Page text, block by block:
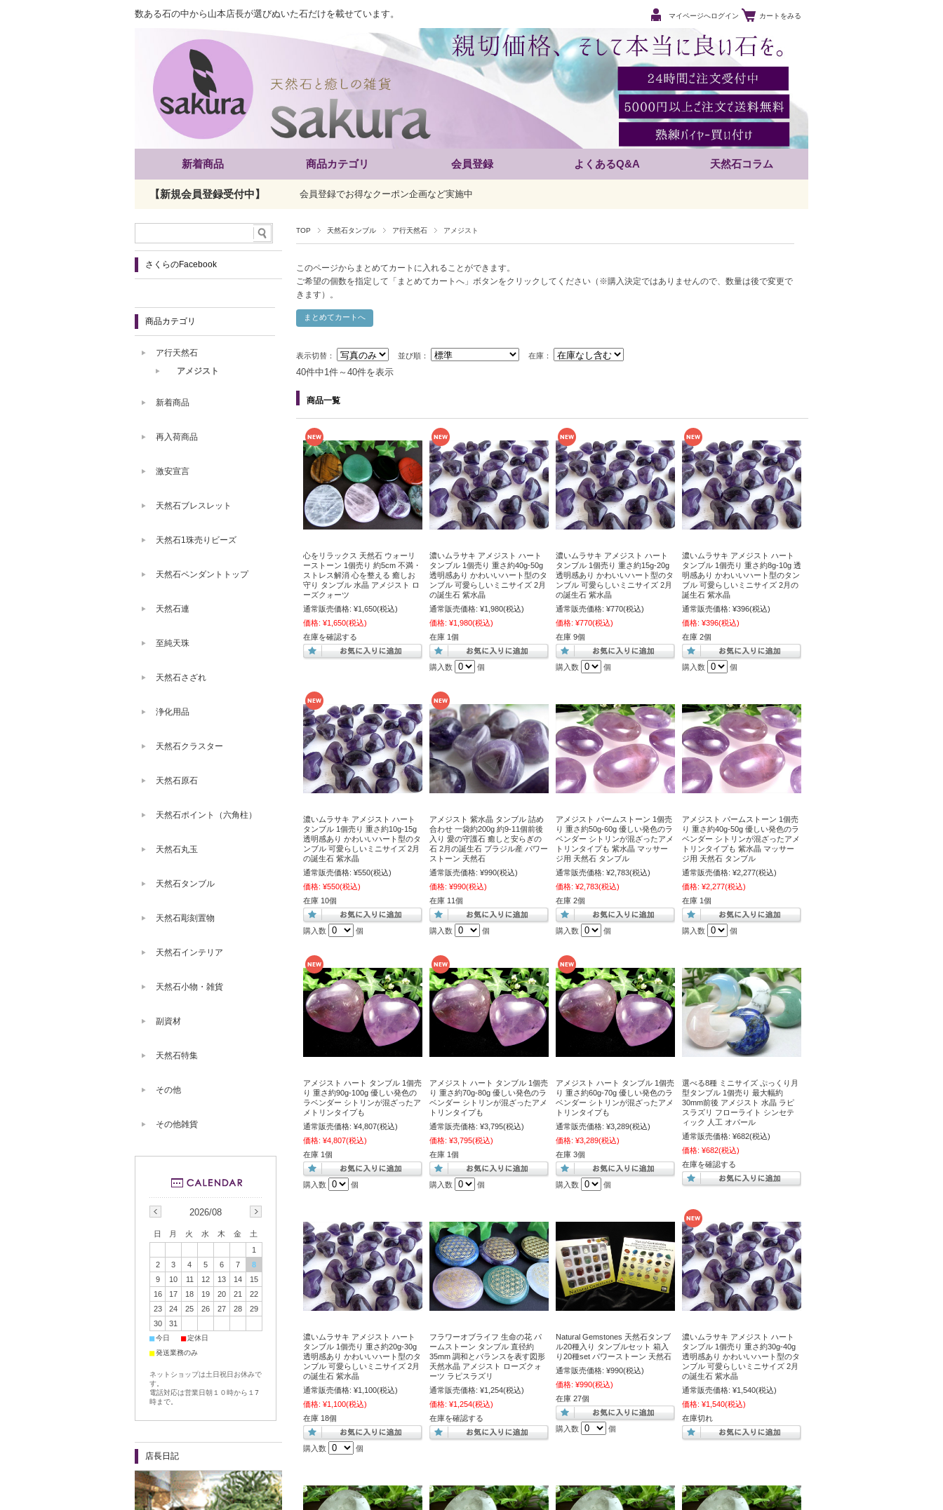
数ある石の中から山本店長が選びぬいた石だけを載せています。 マイページへログイン カートをみる
新着商品 商品カテゴリ 会員登録 よくあるQ&A 天然石コラム
【新規会員登録受付中】 会員登録でお得なクーポン企画など実施中
TOP 天然石タンブル ア行天然石 アメジスト
このページからまとめてカートに入れることができます。
ご希望の個数を指定して「まとめてカートへ」ボタンをクリックしてください（※購入決定ではありませんので、数量は後で変更で
きます）。
表示切替： 並び順： 在庫：
40件中1件～40件を表示
商品一覧
心をリラックス 天然石 ウォーリ
ーストーン 1個売り 約5cm 不満・
ストレス解消 心を整える 癒しお
守り タンブル 水晶 アメジスト ロ
ーズクォーツ
通常販売価格: ¥1,650(税込)
価格: ¥1,650(税込)
在庫を確認する
濃いムラサキ アメジスト ハート
タンブル 1個売り 重さ約40g-50g
透明感あり かわいいハート型のタ
ンブル 可愛らしいミニサイズ 2月
の誕生石 紫水晶
通常販売価格: ¥1,980(税込)
価格: ¥1,980(税込)
在庫 1個
購入数 個
濃いムラサキ アメジスト ハート
タンブル 1個売り 重さ約15g-20g
透明感あり かわいいハート型のタ
ンブル 可愛らしいミニサイズ 2月
の誕生石 紫水晶
通常販売価格: ¥770(税込)
価格: ¥770(税込)
在庫 9個
購入数 個
濃いムラサキ アメジスト ハート
タンブル 1個売り 重さ約8g-10g 透
明感あり かわいいハート型のタン
ブル 可愛らしいミニサイズ 2月の
誕生石 紫水晶
通常販売価格: ¥396(税込)
価格: ¥396(税込)
在庫 2個
購入数 個
濃いムラサキ アメジスト ハート
タンブル 1個売り 重さ約10g-15g
透明感あり かわいいハート型のタ
ンブル 可愛らしいミニサイズ 2月
の誕生石 紫水晶
通常販売価格: ¥550(税込)
価格: ¥550(税込)
在庫 10個
購入数 個
アメジスト 紫水晶 タンブル 詰め
合わせ 一袋約200g 約9-11個前後
入り 愛の守護石 癒しと安らぎの
石 2月の誕生石 ブラジル産 パワー
ストーン 天然石
通常販売価格: ¥990(税込)
価格: ¥990(税込)
在庫 11個
購入数 個
アメジスト パームストーン 1個売
り 重さ約50g-60g 優しい発色のラ
ベンダー シトリンが混ざったアメ
トリンタイプも 紫水晶 マッサー
ジ用 天然石 タンブル
通常販売価格: ¥2,783(税込)
価格: ¥2,783(税込)
在庫 2個
購入数 個
アメジスト パームストーン 1個売
り 重さ約40g-50g 優しい発色のラ
ベンダー シトリンが混ざったアメ
トリンタイプも 紫水晶 マッサー
ジ用 天然石 タンブル
通常販売価格: ¥2,277(税込)
価格: ¥2,277(税込)
在庫 1個
購入数 個
アメジスト ハート タンブル 1個売
り 重さ約90g-100g 優しい発色の
ラベンダー シトリンが混ざったア
メトリンタイプも
通常販売価格: ¥4,807(税込)
価格: ¥4,807(税込)
在庫 1個
購入数 個
アメジスト ハート タンブル 1個売
り 重さ約70g-80g 優しい発色のラ
ベンダー シトリンが混ざったアメ
トリンタイプも
通常販売価格: ¥3,795(税込)
価格: ¥3,795(税込)
在庫 1個
購入数 個
アメジスト ハート タンブル 1個売
り 重さ約60g-70g 優しい発色のラ
ベンダー シトリンが混ざったアメ
トリンタイプも
通常販売価格: ¥3,289(税込)
価格: ¥3,289(税込)
在庫 3個
購入数 個
選べる8種 ミニサイズ ぷっくり月
型タンブル 1個売り 最大幅約
30mm前後 アメジスト 水晶 ラピ
スラズリ フローライト シンセテ
ィック 人工 オパール
通常販売価格: ¥682(税込)
価格: ¥682(税込)
在庫を確認する
濃いムラサキ アメジスト ハート
タンブル 1個売り 重さ約20g-30g
透明感あり かわいいハート型のタ
ンブル 可愛らしいミニサイズ 2月
の誕生石 紫水晶
通常販売価格: ¥1,100(税込)
価格: ¥1,100(税込)
在庫 18個
購入数 個
フラワーオブライフ 生命の花 パ
ームストーン タンブル 直径約
35mm 調和とバランスを表す図形
天然水晶 アメジスト ローズクォ
ーツ ラピスラズリ
通常販売価格: ¥1,254(税込)
価格: ¥1,254(税込)
在庫を確認する
Natural Gemstones 天然石タンブ
ル20種入り タンブルセット 箱入
り20種set パワーストーン 天然石
通常販売価格: ¥990(税込)
価格: ¥990(税込)
在庫 27個
購入数 個
濃いムラサキ アメジスト ハート
タンブル 1個売り 重さ約30g-40g
透明感あり かわいいハート型のタ
ンブル 可愛らしいミニサイズ 2月
の誕生石 紫水晶
通常販売価格: ¥1,540(税込)
価格: ¥1,540(税込)
在庫切れ
さくらのFacebook
商品カテゴリ
ア行天然石
アメジスト
新着商品
再入荷商品
激安宣言
天然石ブレスレット
天然石1珠売りビーズ
天然石ペンダントトップ
天然石連
至純天珠
天然石さざれ
浄化用品
天然石クラスター
天然石原石
天然石ポイント（六角柱）
天然石丸玉
天然石タンブル
天然石彫刻置物
天然石インテリア
天然石小物・雑貨
副資材
天然石特集
その他
その他雑貨
2026/08
日 月 火 水 木 金
土
1
2
3 4 5 6 7
8
9
10 11 12 13 14
15
16
17 18 19 20 21
22
23
24 25 26 27 28
29
30
31
■今日 ■定休日
■発送業務のみ
ネットショップは土日祝日お休みで
す。
電話対応は営業日朝１０時から１7
時まで。
店長日記